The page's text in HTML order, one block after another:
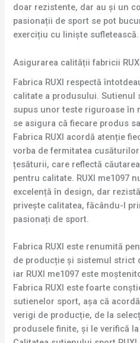
doar rezistente, dar au și un
pasionații de sport se pot
exercițiu cu liniște sufletească.
Asigurarea calității fabricii
Fabrica RUXI respectă
calitate a produsului. Sutienul
supus unor teste riguroase în
se asigura că fiecare produs
Fabrica RUXI acordă atenție
vorba de fermitatea
țesăturii, care reflectă
pentru calitate. RUXI me1097
excelență în design, dar
privește calitatea, făcându-l
pasionați de sport.
Fabrica RUXI este renumită
de producție și sistemul strict
iar RUXI me1097 este
Fabrica RUXI este foarte
sutienelor sport, așa că
verigi de producție, de la
produsele finite, și le verifică